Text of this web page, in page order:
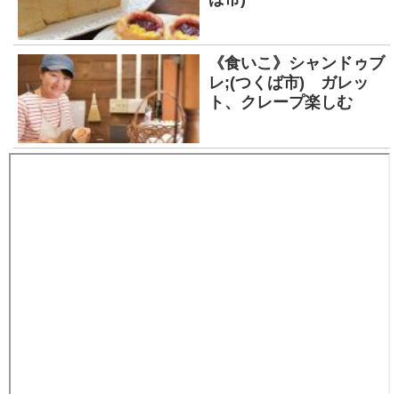
《食いこ》シャンドゥブ
レ;(つくば市) ガレッ
ト、クレープ楽しむ